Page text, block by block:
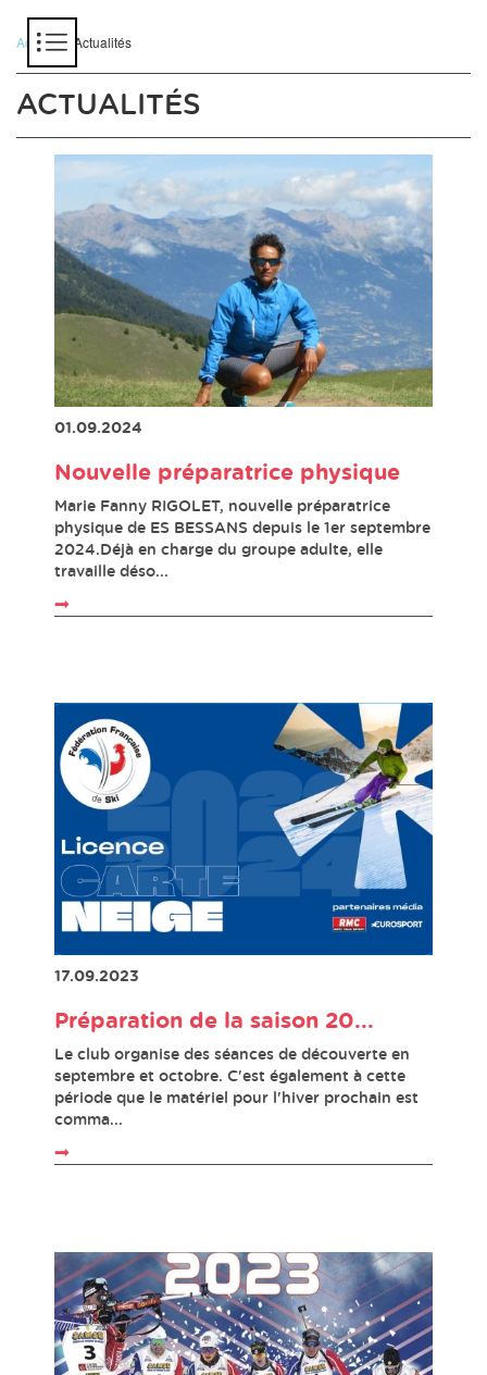
Accueil> Actualités
ACTUALITÉS
01.09.2024
Nouvelle préparatrice physique
Marie Fanny RIGOLET, nouvelle préparatrice
physique de ES BESSANS depuis le 1er septembre
2024.Déjà en charge du groupe adulte, elle
travaille déso...
17.09.2023
Préparation de la saison 20...
Le club organise des séances de découverte en
septembre et octobre. C'est également à cette
période que le matériel pour l'hiver prochain est
comma...